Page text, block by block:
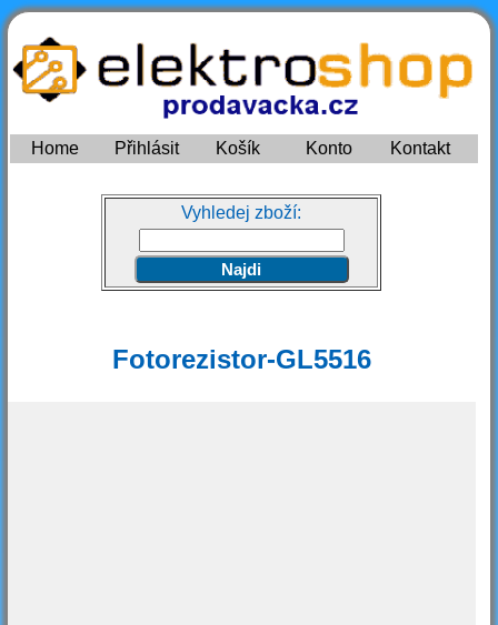
Home Přihlásit Košík Konto Kontakt
Vyhledej zboží:
Fotorezistor-GL5516